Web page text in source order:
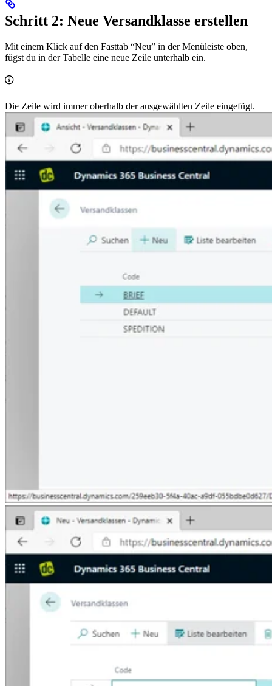
Schritt 2: Neue Versandklasse erstellen
Mit einem Klick auf den Fasttab “Neu” in der Menüleiste oben,
fügst du in der Tabelle eine neue Zeile unterhalb ein.
Die Zeile wird immer oberhalb der ausgewählten Zeile eingefügt.